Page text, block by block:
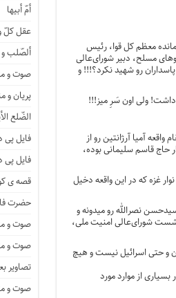
فرمانده معظم کل قوا، رئیس
مسلح، دبیر شورای‌عالی
رو شهید نکرد؟!!! و
آمیا آرژانتین رو از
حاج قاسم سلیمانی بوده،
سراغِ تک تک ساکنین نوار غزه که در این واقعه دخیل
نصرالله رو میدونه و
شورای‌عالی امنیت ملی،
و حتی اسرائیل نیست و هیچ
از موارد مورد
أمّ أبیها
عقل
ألصّلب و
صوت و
پریان و
الضّلع
فایل
فایل
قصه ی
حضرت
صوت و
صوت و
تصاویر
صوت و